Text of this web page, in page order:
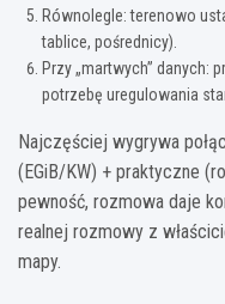
Równolegle: terenowo
tablice, pośrednicy).
Przy „martwych” danych:
potrzebę uregulowania
Najczęściej wygrywa
(EGiB/KW) + praktyczne
pewność, rozmowa daje
realnej rozmowy z
mapy.